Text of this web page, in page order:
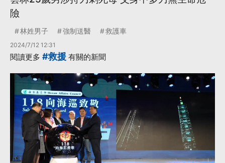
險
林姓男子 強制送醫 救護車
2024/7/12 12:31
閱讀更多 #救援 有關的新聞